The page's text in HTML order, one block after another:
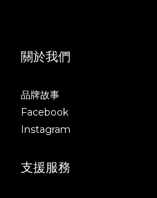
關於我們
品牌故事
Facebook
Instagram
支援服務